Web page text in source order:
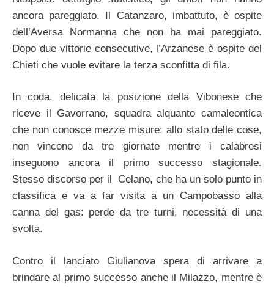
ancora pareggiato. Il Catanzaro, imbattuto, è ospite
dell’Aversa Normanna che non ha mai pareggiato.
Dopo due vittorie consecutive, l’Arzanese è ospite del
Chieti che vuole evitare la terza sconfitta di fila.
In coda, delicata la posizione della Vibonese che
riceve il Gavorrano, squadra alquanto camaleontica
che non conosce mezze misure: allo stato delle cose,
non vincono da tre giornate mentre i calabresi
inseguono ancora il primo successo stagionale.
Stesso discorso per il Celano, che ha un solo punto in
classifica e va a far visita a un Campobasso alla
canna del gas: perde da tre turni, necessità di una
svolta.
Contro il lanciato Giulianova spera di arrivare a
brindare al primo successo anche il Milazzo, mentre è